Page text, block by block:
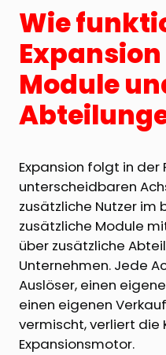
Wie
Module
Expansion folgt in der
unterscheidbaren
zusätzliche Nutzer im
zusätzliche Module
über zusätzliche
Unternehmen. Jede
Auslöser, einen
einen eigenen
vermischt, verliert die
Expansionsmotor.